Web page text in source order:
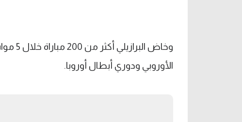
وخاض
الأوروبي ودوري أبطال أوروبا.